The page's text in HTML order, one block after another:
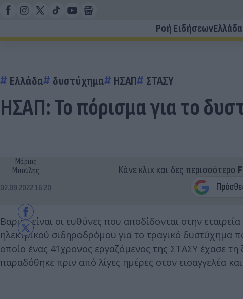
Ροή ΕιδήσεωνΕλλάδα
Ελλάδα δυστύχημα ΗΣΑΠ ΣΤΑΣΥ
ΗΣΑΠ: Το πόρισμα για το
Μάριος
Μπούλης
02.09.2022 16:20
Κάνε κλικ και δες περισσότερο
Βαριές είναι οι ευθύνες που αποδίδονται στην
ηλεκτρικού σιδηροδρόμου για το τραγικό δυστύχημα
οποίο ένας 41χρονος εργαζόμενος της ΣΤΑΣΥ έχασε
παραδόθηκε πριν από λίγες ημέρες στον εισαγγελέα